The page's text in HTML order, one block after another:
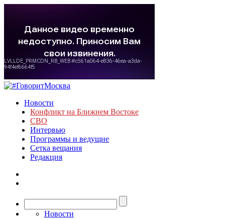
Новости
Конфликт на Ближнем Востоке
СВО
Интервью
Программы и ведущие
Сетка вещания
Редакция
Новости